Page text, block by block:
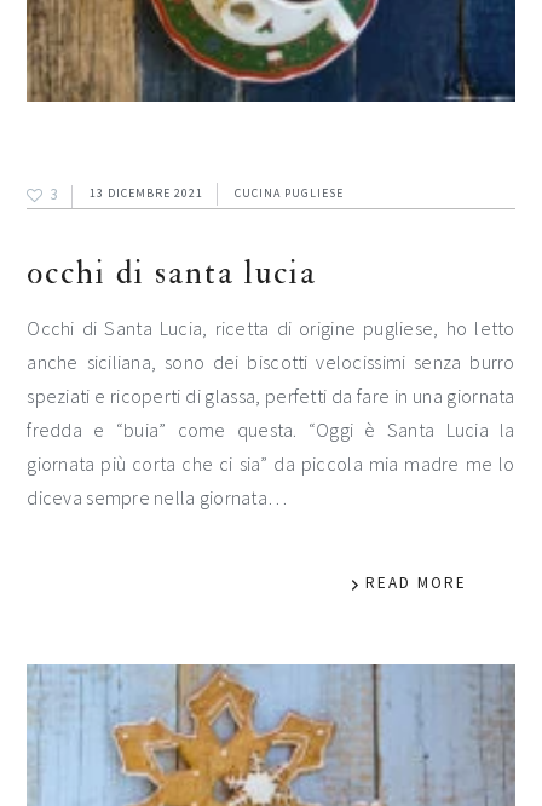
3 13 DICEMBRE 2021 CUCINA PUGLIESE
occhi di santa lucia
Occhi di Santa Lucia, ricetta di origine pugliese, ho letto
anche siciliana, sono dei biscotti velocissimi senza burro
speziati e ricoperti di glassa, perfetti da fare in una giornata
fredda e “buia” come questa. “Oggi è Santa Lucia la
giornata più corta che ci sia” da piccola mia madre me lo
diceva sempre nella giornata…
READ MORE